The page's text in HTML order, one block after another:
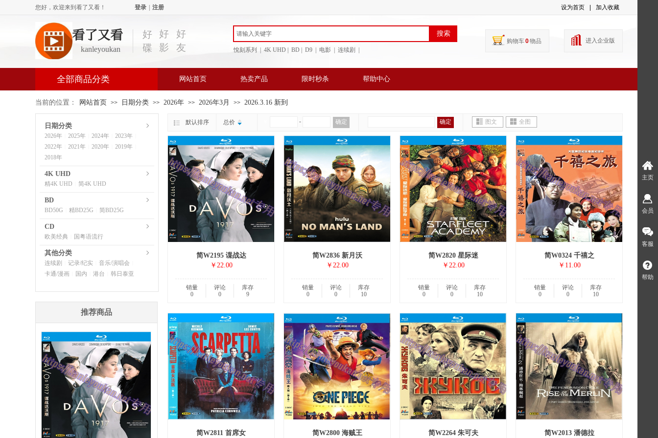
您好，欢迎来到看了又看！ 登录 注册 设为首页 加入收藏
好
碟
好
影
好
友
悅刻系列 | 4K UHD | BD | D9 | 电影 | 连续剧 |
购物车0物品 进入企业版
看了又看
kanleyoukan
搜索
全部商品分类 网站首页 热卖产品 限时秒杀 帮助中心
当前的位置： 网站首页 >> 日期分类 >> 2026年 >> 2026年3月 >> 2026.3.16 新到
默认排序 总价 - 确定 确定 图文 全图
简W2195 谍战达
￥22.00
销量
0
评论
0
库存
9
简W2836 新月沃
￥22.00
销量
0
评论
0
库存
10
简W2820 星际迷
￥22.00
销量
0
评论
0
库存
10
简W0324 千禧之
￥11.00
销量
0
评论
0
库存
10
简W2811 首席女 简W2800 海贼王 简W2264 朱可夫 简W2013 潘德拉
日期分类
2026年 2025年 2024年 2023年
2022年 2021年 2020年 2019年
2018年
4K UHD
精4K UHD 简4K UHD
BD
BD50G 精BD25G 简BD25G
CD
欧美经典 国粤语流行
其他分类
连续剧 记录/纪实 音乐/演唱会
卡通/漫画 国内 港台 韩日泰亚
推荐商品
主页
会员
客服
帮助